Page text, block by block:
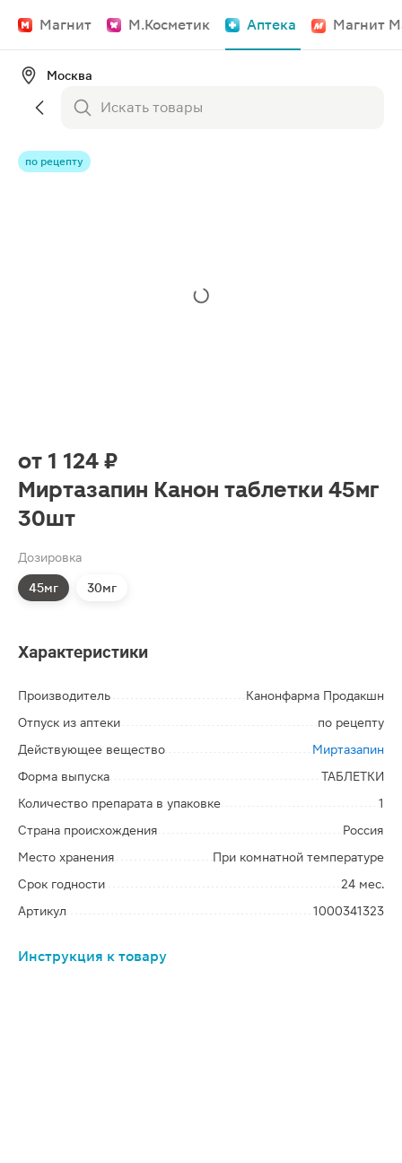
Магнит М.Косметик Аптека Магнит
Москва
по рецепту
от 1 124 ₽
Миртазапин Канон таблетки 45мг
30шт
Дозировка
45мг 30мг
Характеристики
Производитель
Канонфарма Продакшн
Отпуск из аптеки
по рецепту
Действующее вещество
Миртазапин
Форма выпуска
ТАБЛЕТКИ
Количество препарата в упаковке
1
Страна происхождения
Россия
Место хранения
При комнатной температуре
Срок годности
24 мес.
Артикул
1000341323
Инструкция к товару